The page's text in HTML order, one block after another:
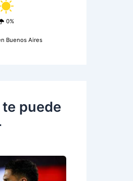
0%
Buenos Aires
puede